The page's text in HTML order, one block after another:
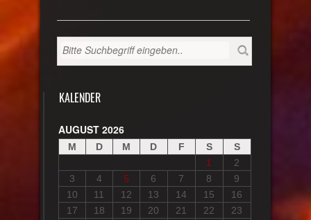
KALENDER
AUGUST 2026
M D M D F S
S
1
2
3
4 5 6 7 8
9
10
11 12 13 14 15
16
17
18 19 20 21 22
23